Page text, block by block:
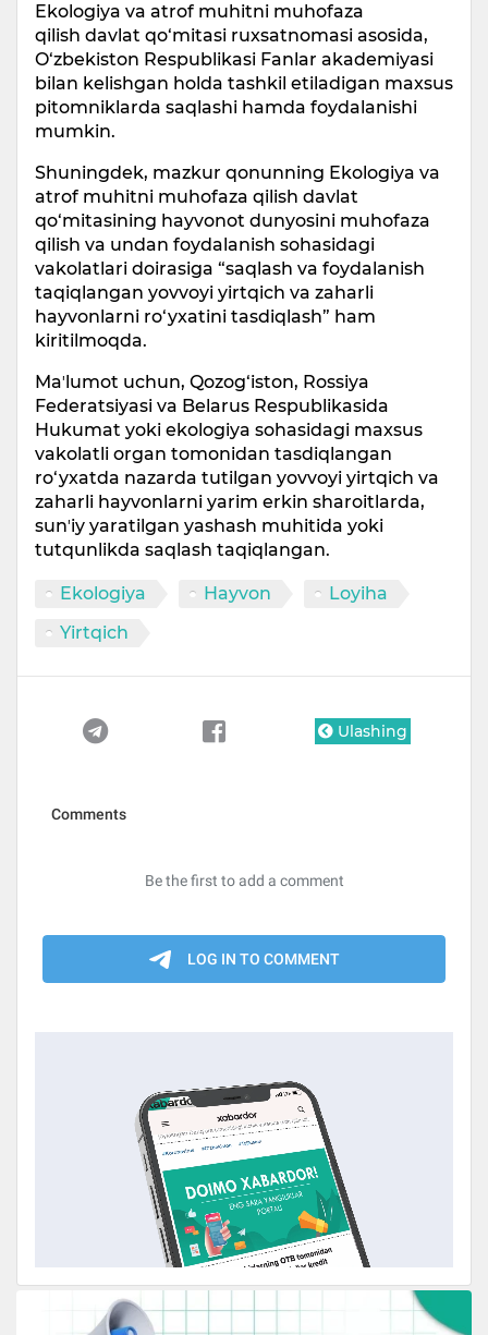
Ekologiya va atrof muhitni muhofaza
qilish davlat qo‘mitasi ruxsatnomasi asosida,
O‘zbekiston Respublikasi Fanlar akademiyasi
bilan kelishgan holda tashkil etiladigan maxsus
pitomniklarda saqlashi hamda foydalanishi
mumkin.
Shuningdek, mazkur qonunning Ekologiya va
atrof muhitni muhofaza qilish davlat
qo‘mitasining hayvonot dunyosini muhofaza
qilish va undan foydalanish sohasidagi
vakolatlari doirasiga “saqlash va foydalanish
taqiqlangan yovvoyi yirtqich va zaharli
hayvonlarni ro‘yxatini tasdiqlash” ham
kiritilmoqda.
Maʼlumot uchun, Qozog‘iston, Rossiya
Federatsiyasi va Belarus Respublikasida
Hukumat yoki ekologiya sohasidagi maxsus
vakolatli organ tomonidan tasdiqlangan
ro‘yxatda nazarda tutilgan yovvoyi yirtqich va
zaharli hayvonlarni yarim erkin sharoitlarda,
sunʼiy yaratilgan yashash muhitida yoki
tutqunlikda saqlash taqiqlangan.
Ekologiya Hayvon
Loyiha
Yirtqich
Ulashing